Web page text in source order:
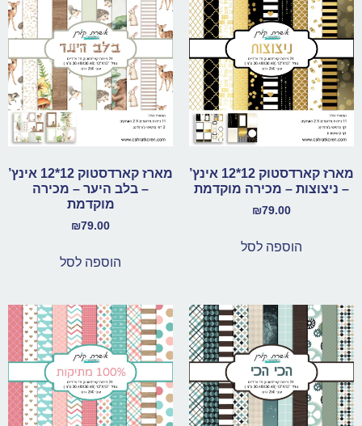
מארז קארדסטוק 12*12 אינץ’
– ניצוצות – מכירה מוקדמת
₪79.00
הוספה לסל
מארז קארדסטוק 12*12 אינץ’
– בלב היער – מכירה
מוקדמת
₪79.00
הוספה לסל